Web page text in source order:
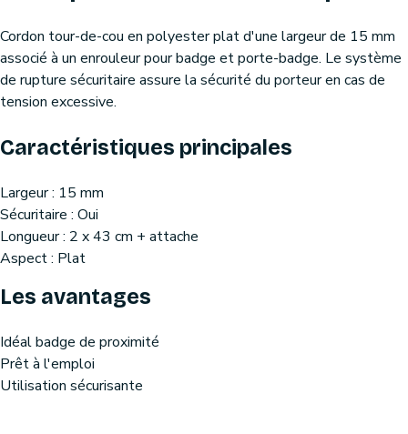
Cordon tour-de-cou en polyester plat d'une largeur de 15 mm
associé à un enrouleur pour badge et porte-badge. Le système
de rupture sécuritaire assure la sécurité du porteur en cas de
tension excessive.
Caractéristiques principales
Largeur : 15 mm
Sécuritaire : Oui
Longueur : 2 x 43 cm + attache
Aspect : Plat
Les avantages
Idéal badge de proximité
Prêt à l'emploi
Utilisation sécurisante